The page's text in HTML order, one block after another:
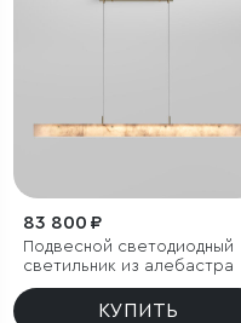
83 800 ₽
Подвесной светодиодный
светильник из алебастра
КУПИТЬ